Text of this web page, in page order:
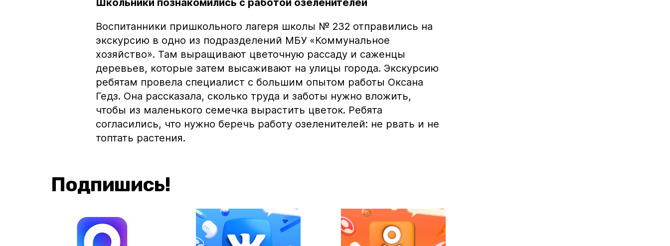
Школьники познакомились с работой озеленителей
Воспитанники пришкольного лагеря школы № 232 отправились на
экскурсию в одно из подразделений МБУ «Коммунальное
хозяйство». Там выращивают цветочную рассаду и саженцы
деревьев, которые затем высаживают на улицы города. Экскурсию
ребятам провела специалист с большим опытом работы Оксана
Гедз. Она рассказала, сколько труда и заботы нужно вложить,
чтобы из маленького семечка вырастить цветок. Ребята
согласились, что нужно беречь работу озеленителей: не рвать и не
топтать растения.
Подпишись!